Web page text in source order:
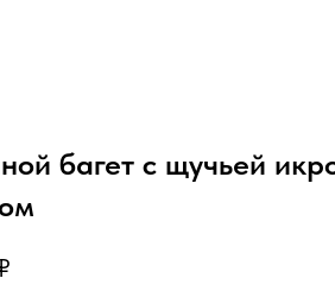
багет с щучьей